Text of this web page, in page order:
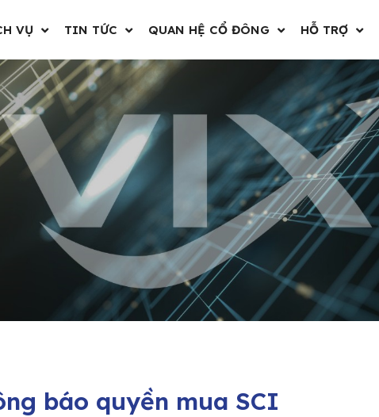
VỤ TIN TỨC QUAN HỆ CỔ ĐÔNG HỖ TRỢ
báo quyền mua SCI